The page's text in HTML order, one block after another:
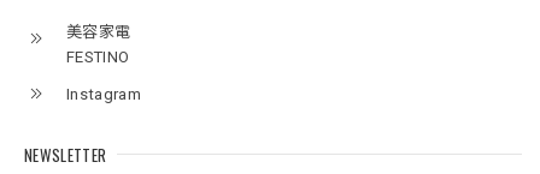
美容家電
FESTINO
Instagram
NEWSLETTER